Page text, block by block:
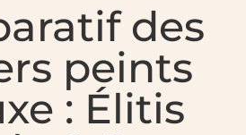
des
peints
: Élitis